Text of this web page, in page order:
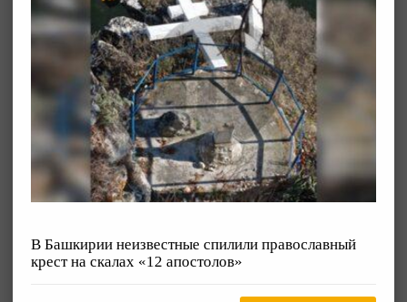
В Башкирии неизвестные спилили православный
крест на скалах «12 апостолов»